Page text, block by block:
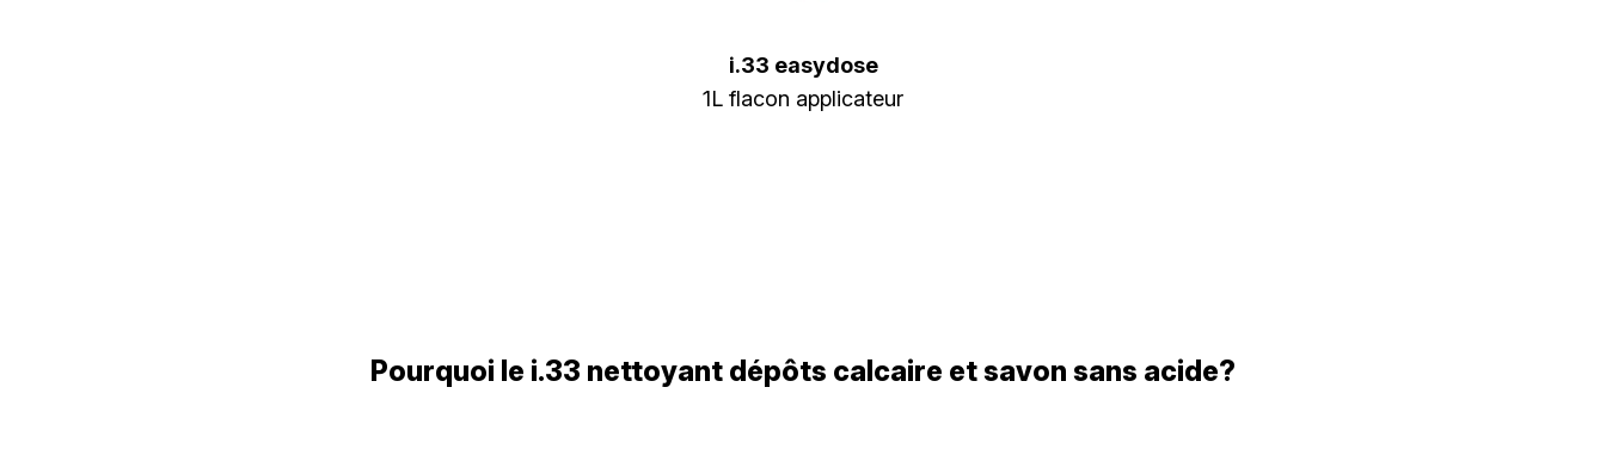
i.33 easydose
1L flacon applicateur
Pourquoi le i.33 nettoyant dépôts calcaire et savon sans acide?